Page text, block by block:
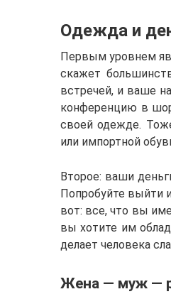
Одежда и
Первым уровнем
скажет
встречей, и ваше
конференцию в
своей одежде.
или импортной
Второе: ваши
Попробуйте выйти
вот: все, что вы
вы хотите им
делает человека
Жена — муж —